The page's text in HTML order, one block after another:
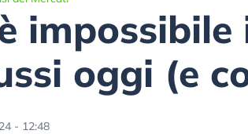
oggi (e
- 12:48